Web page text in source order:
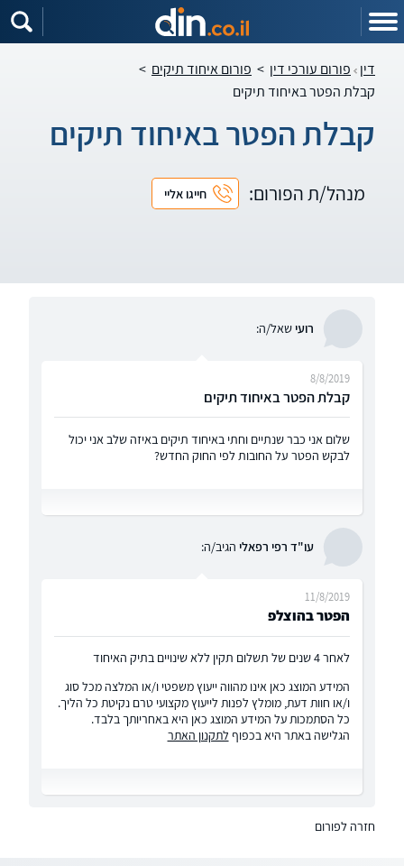
דין פורום עורכי דין > פורום איחוד תיקים >
קבלת הפטר באיחוד תיקים
קבלת הפטר באיחוד תיקים
מנהל/ת הפורום: חייגו אליי
רועישאל/ה:
קבלת הפטר באיחוד תיקים
8/8/2019
שלום אני כבר שנתיים וחתי באיחוד תיקים באיזה שלב אני יכול
לבקש הפטר על החובות לפי החוק החדש?
עו"ד רפי רפאלי הגיב/ה:
הפטר בהוצלפ
11/8/2019
לאחר 4 שנים של תשלום תקין ללא שינויים בתיק האיחוד
המידע המוצג כאן אינו מהווה ייעוץ משפטי ו/או המלצה מכל סוג
ו/או חוות דעת, מומלץ לפנות לייעוץ מקצועי טרם נקיטת כל הליך.
כל הסתמכות על המידע המוצג כאן היא באחריותך בלבד.
הגלישה באתר היא בכפוף לתקנון האתר
חזרה לפורום